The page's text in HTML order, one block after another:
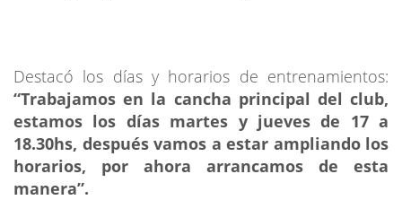
Destacó los días y horarios de entrenamientos:
“Trabajamos en la cancha principal del club,
estamos los días martes y jueves de 17 a
18.30hs, después vamos a estar ampliando los
horarios, por ahora arrancamos de esta
manera”.